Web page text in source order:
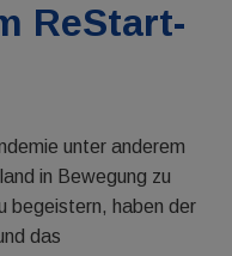
ReStart-
unter anderem
in Bewegung zu
begeistern, haben der
das